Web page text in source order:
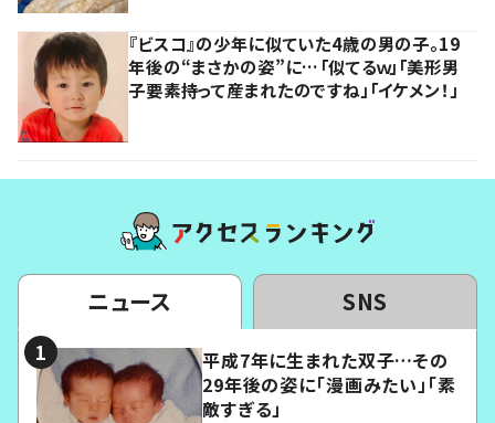
『ビスコ』の少年に似ていた4歳の男の子。19
年後の“まさかの姿”に…「似てるｗ」「美形男
子要素持って産まれたのですね」「イケメン！」
ニュース SNS
平成7年に生まれた双子…その
29年後の姿に「漫画みたい」「素
敵すぎる」